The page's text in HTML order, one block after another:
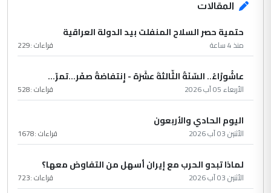
المقالات
حتمية حصر السلاح المنفلت بيد الدولة العراقية
منذ 4 ساعة قراءات :229
عاشُورْاءُ.. السّنَةُ الثّالثةَ عشَرَة - إِنتفاضةُ صفَر…تمرّ...
الأربعاء 05 آب 2026 قراءات :528
اليوم الحادي والأربعون
الأثنين 03 آب 2026 قراءات :1678
لماذا تبدو الحرب مع إيران أسهل من التفاوض معها؟
الأثنين 03 آب 2026 قراءات :723